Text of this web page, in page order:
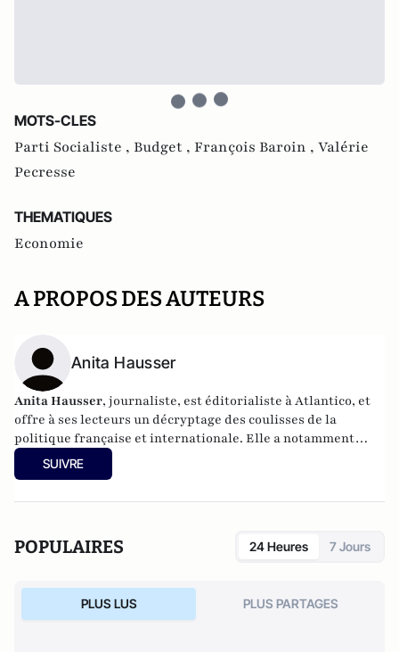
MOTS-CLES
Parti Socialiste , Budget , François Baroin , Valérie
Pecresse
THEMATIQUES
Economie
A PROPOS DES AUTEURS
Anita Hausser
Anita Hausser, journaliste, est éditorialiste à Atlantico, et
offre à ses lecteurs un décryptage des coulisses de la
politique française et internationale. Elle a notamment
publiéSarkozy, itinéraire d'une ambition
l'Archipel, 2003). Elle a également réalisé les documentaires
SUIVRE
POPULAIRES 24 Heures 7 Jours
PLUS LUS PLUS PARTAGES